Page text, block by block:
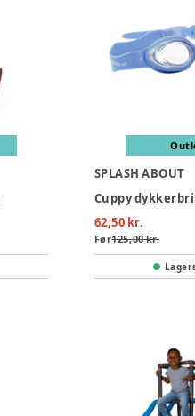
SPLASH ABOUT
62,50 kr.
Før125,00 kr.